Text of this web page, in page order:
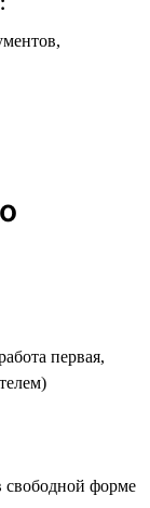
первая,
свободной форме